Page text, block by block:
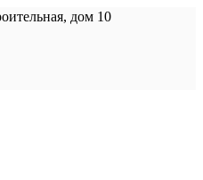
дом 10